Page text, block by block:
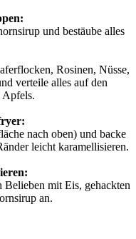
und bestäube alles
Rosinen, Nüsse,
verteile alles auf den
Apfels.
nach oben) und backe
leicht karamellisieren.
Belieben mit Eis, gehackten
an.